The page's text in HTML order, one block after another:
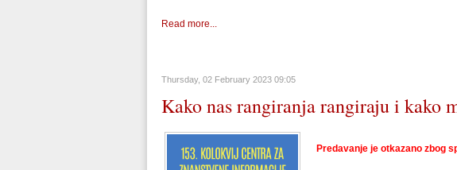
Read more...
Thursday, 02 February 2023 09:05
Kako nas rangiranja rangiraju i kako
Predavanje je otkazano zbog